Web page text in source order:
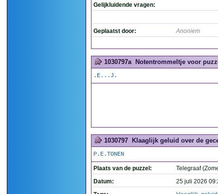
Gelijkluidende vragen:
Geplaatst door: Anoniem
1030797a Notentrommeltje voor
.E...J.
1030797 Klaaglijk geluid over de
P.E.TONEN
Plaats van de puzzel:
Telegraaf
Datum:
25 juli 2026